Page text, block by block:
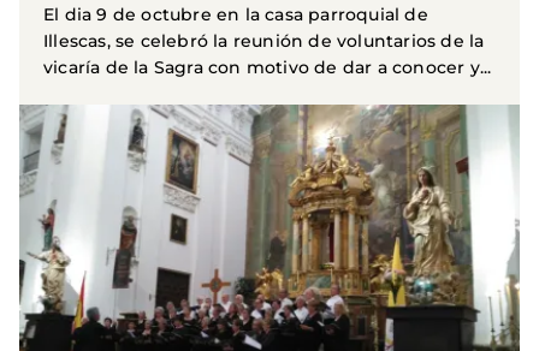
El dia 9 de octubre en la casa parroquial de
Illescas, se celebró la reunión de voluntarios de la
vicaría de la Sagra con motivo de dar a conocer y...